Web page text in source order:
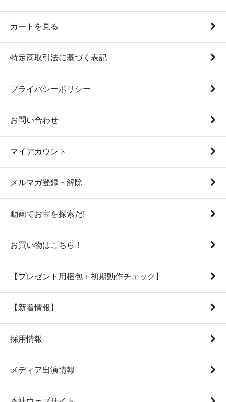
カートを見る
特定商取引法に基づく表記
プライバシーポリシー
お問い合わせ
マイアカウント
メルマガ登録・解除
動画でお宝を探索だ!
お買い物はこちら！
【プレゼント用梱包＋初期動作チェック】
【新着情報】
採用情報
メディア出演情報